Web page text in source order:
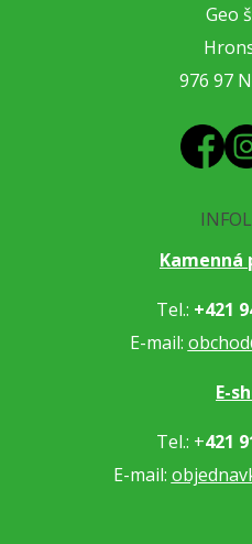
Geo
976 97
Kamenná
Tel.: +421
E-mail:
E-
Tel.: +421
E-mail: